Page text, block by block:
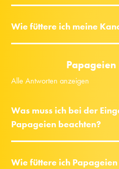
Wie füttere ich meine
Alle Antworten anzeigen
Was muss ich bei der
Papageien beachten?
Wie füttere ich